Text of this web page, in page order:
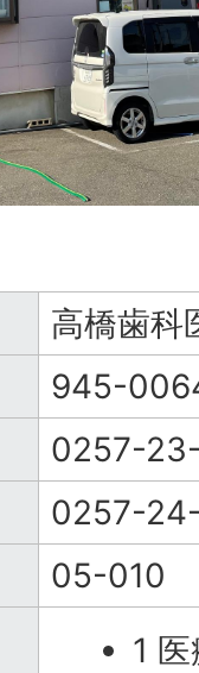
高橋歯科
945-
0257-
0257-
05-010
1